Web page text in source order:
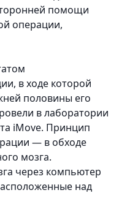
помощи
операции,
в ходе которой
половины его
в лаборатории
iMove. Принцип
— в обходе
мозга.
через компьютер
над